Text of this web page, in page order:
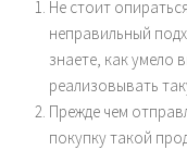
Не стоит
неправильный
знаете, как умело
реализовывать
Прежде чем
покупку такой